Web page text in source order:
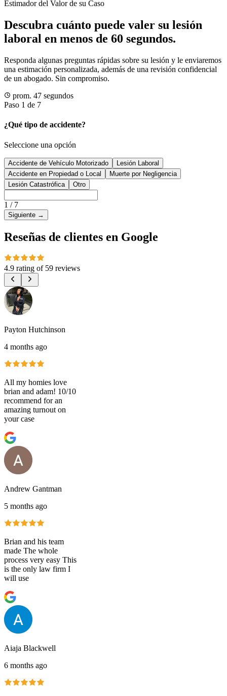
Estimador del Valor de su Caso
Descubra cuánto puede valer su lesión
laboral en menos de 60 segundos.
Responda algunas preguntas rápidas sobre su lesión y le enviaremos
una estimación personalizada, además de una revisión confidencial
de un abogado. Sin compromiso.
prom. 47 segundos
Paso 1 de 7
¿Qué tipo de accidente?
Seleccione una opción
Accidente de Vehículo Motorizado
Lesión Laboral
Accidente en Propiedad o Local
Muerte por Negligencia
Lesión Catastrófica
Otro
1 / 7
Siguiente →
Reseñas de clientes en Google
4.9 rating of 59 reviews
Payton Hutchinson
4 months ago
All my homies love
brian and adam! 10/10
recommend for an
amazing turnout on
your case
Andrew Gantman
5 months ago
Brian and his team
made The whole
process very easy This
is the only law firm I
will use
Aiaja Blackwell
6 months ago